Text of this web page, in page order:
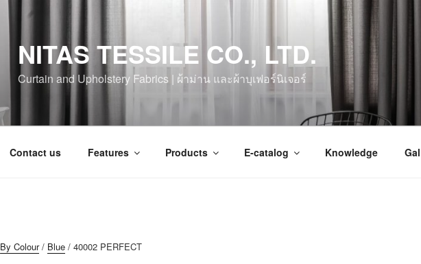
NITAS TESSILE CO., LTD.
Curtain and Upholstery Fabrics | ผ้าม่าน และผ้าบุเฟอร์นิเจอร์
Contact us Features Products E-catalog Knowledge
By Colour/ Blue / 40002 PERFECT